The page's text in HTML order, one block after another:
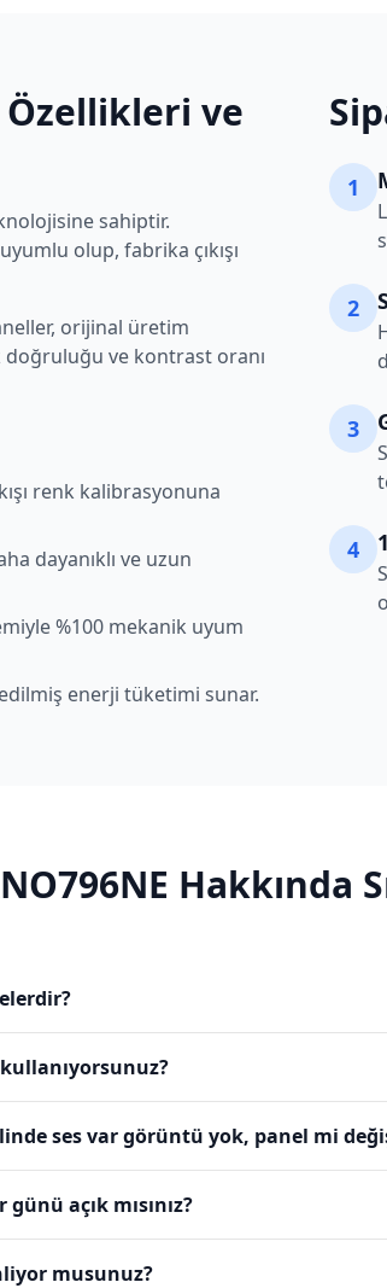
Özellikleri ve
sahiptir.
olup, fabrika çıkışı
orijinal üretim
ve kontrast oranı
renk kalibrasyonuna
dayanıklı ve uzun
%100 mekanik uyum
enerji tüketimi sunar.
1
2
3
4
Hakkında
ses var görüntü yok, panel mi
açık mısınız?
musunuz?